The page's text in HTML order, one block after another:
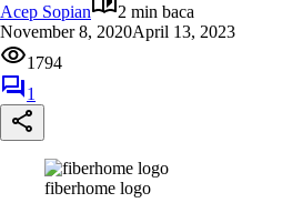
Acep Sopian
2 min baca
November 8, 2020April 13, 2023
1794
1
fiberhome logo